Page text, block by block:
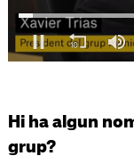
Hi ha algun
grup?